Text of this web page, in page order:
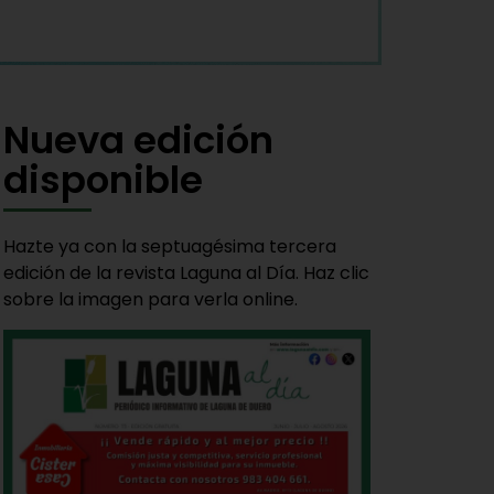
Nueva edición
disponible
Hazte ya con la septuagésima tercera
edición de la revista Laguna al Día. Haz clic
sobre la imagen para verla online.